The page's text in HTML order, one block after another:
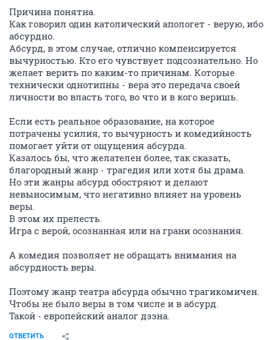
Причина понятна.
Как говорил один католический апологет - верую, ибо
абсурдно.
Абсурд, в этом случае, отлично компенсируется
вычурностью. Кто его чувствует подсознательно. Но
желает верить по каким-то причинам. Которые
технически однотипны - вера это передача своей
личности во власть того, во что и в кого веришь.
Если есть реальное образование, на которое
потрачены усилия, то вычурность и комедийность
помогает уйти от ощущения абсурда.
Казалось бы, что желателен более, так сказать,
благородный жанр - трагедия или хотя бы драма.
Но эти жанры абсурд обостряют и делают
невыносимым, что негативно влияет на уровень
веры.
В этом их прелесть.
Игра с верой, осознанная или на грани осознания.
А комедия позволяет не обращать внимания на
абсурдность веры.
Поэтому жанр театра абсурда обычно трагикомичен.
Чтобы не было веры в том числе и в абсурд.
Такой - европейский аналог дзэна.
ОТВЕТИТЬ